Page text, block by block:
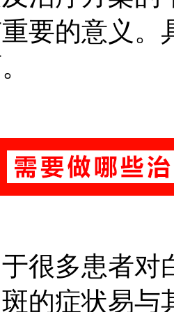
要的意义。
多患者对
的症状易